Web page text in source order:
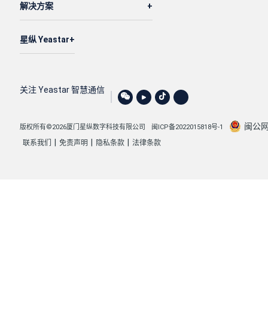
解决方案
星纵 Yeastar
关注 Yeastar 智慧通信
版权所有©2026厦门星纵数字科技有限公司 闽ICP备2022015818号-1 闽公
联系我们 免责声明 隐私条款 法律条款